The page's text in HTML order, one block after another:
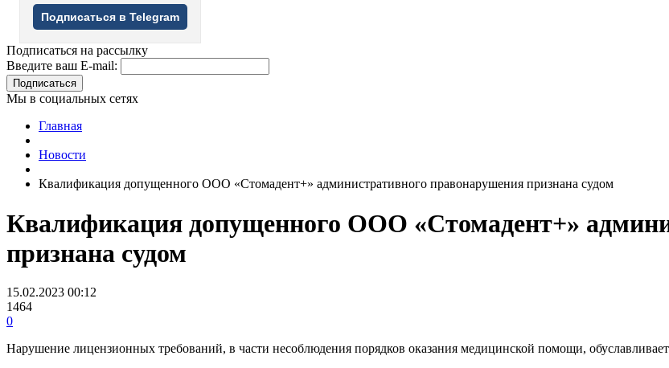
Подписаться в Telegram
Подписаться на рассылку
Введите ваш E-mail:
Подписаться
Мы в социальных сетях
Главная
Новости
Квалификация допущенного ООО «Стомадент+» административного правонарушения признана судом
Квалификация допущенного ООО «Стомадент+»
признана судом
15.02.2023 00:12
1464
0
Нарушение лицензионных требований, в части несоблюдения порядков оказания медицинской помощи,